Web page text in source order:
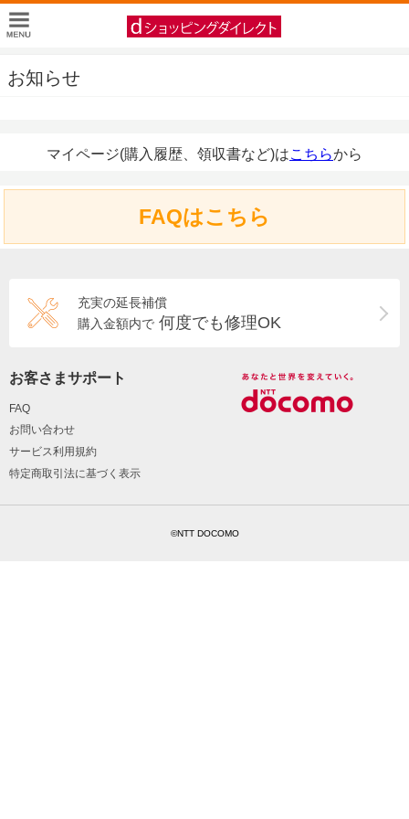
お知らせ
マイページ(購入履歴、領収書など)はこちらから
FAQはこちら
充実の延長補償
購入金額内で 何度でも修理OK
お客さまサポート
FAQ
お問い合わせ
サービス利用規約
特定商取引法に基づく表示
©NTT DOCOMO